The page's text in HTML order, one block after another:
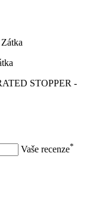
STOPPER -
Vaše recenze*